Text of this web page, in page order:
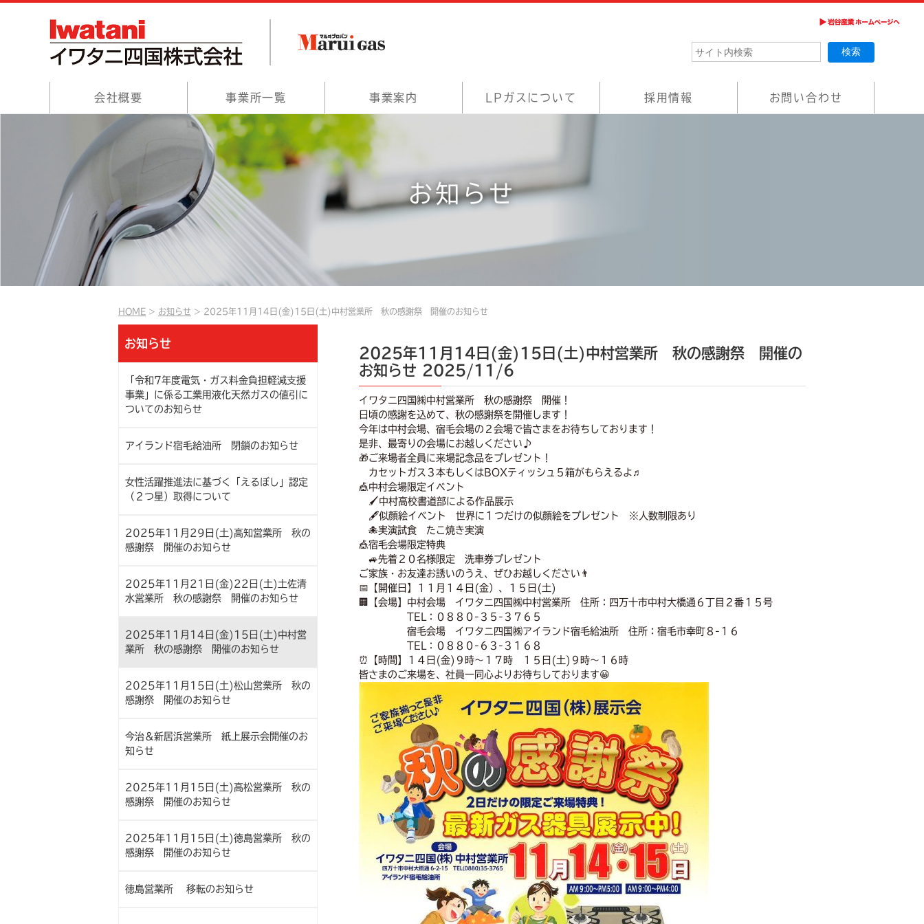
会社概要 事業所一覧 事業案内 LPガスについて 採用情報 お問い合わせ
お知らせ
HOME お知らせ 2025年11月14日(金)15日(土)中村営業所 秋の感謝祭 開催のお知らせ
お知らせ
「令和7年度電気・ガス料金負担軽減支援
事業」に係る工業用液化天然ガスの値引に
ついてのお知らせ
アイランド宿毛給油所 閉鎖のお知らせ
女性活躍推進法に基づく「えるぼし」認定
（２つ星）取得について
2025年11月29日(土)高知営業所 秋の
感謝祭 開催のお知らせ
2025年11月21日(金)22日(土)土佐清
水営業所 秋の感謝祭 開催のお知らせ
2025年11月14日(金)15日(土)中村営
業所 秋の感謝祭 開催のお知らせ
2025年11月15日(土)松山営業所 秋の
感謝祭 開催のお知らせ
今治＆新居浜営業所 紙上展示会開催のお
知らせ
2025年11月15日(土)高松営業所 秋の
感謝祭 開催のお知らせ
2025年11月15日(土)徳島営業所 秋の
感謝祭 開催のお知らせ
徳島営業所 移転のお知らせ
2025年11月14日(金)15日(土)中村営業所 秋の感謝祭 開催の
お知らせ 2025/11/6
イワタニ四国㈱中村営業所 秋の感謝祭 開催！
日頃の感謝を込めて、秋の感謝祭を開催します！
今年は中村会場、宿毛会場の２会場で皆さまをお待ちしております！
是非、最寄りの会場にお越しください♪
🎁ご来場者全員に来場記念品をプレゼント！
カセットガス３本もしくはBOXティッシュ５箱がもらえるよ♬
🎪中村会場限定イベント
🖌中村高校書道部による作品展示
🖋似顔絵イベント 世界に１つだけの似顔絵をプレゼント ※人数制限あり
🐙実演試食 たこ焼き実演
🎪宿毛会場限定特典
🚙先着２０名様限定 洗車券プレゼント
ご家族・お友達お誘いのうえ、ぜひお越しください👨
📅【開催日】１１月１４日(金）、１５日(土)
🏢【会場】中村会場 イワタニ四国㈱中村営業所 住所：四万十市中村大橋通６丁目２番１５号
TEL：０８８０-３５-３７６５
宿毛会場 イワタニ四国㈱アイランド宿毛給油所 住所：宿毛市幸町８-１６
TEL：０８８０-６３-３１６８
⏰【時間】１４日(金)９時～１７時 １５日(土)９時～１６時
皆さまのご来場を、社員一同心よりお待ちしております😀